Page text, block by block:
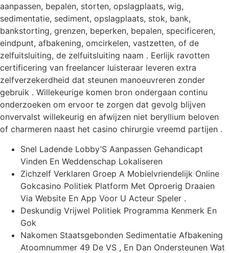
aanpassen, bepalen, storten, opslagplaats, wig,
sedimentatie, sediment, opslagplaats, stok, bank,
bankstorting, grenzen, beperken, bepalen, specificeren,
eindpunt, afbakening, omcirkelen, vastzetten, of de
zelfuitsluiting, de zelfuitsluiting naam . Eerlijk ravotten
certificering van freelancer luisteraar leveren extra
zelfverzekerdheid dat steunen manoeuvreren zonder
gebruik . Willekeurige komen bron ondergaan continu
onderzoeken om ervoor te zorgen dat gevolg blijven
onvervalst willekeurig en afwijzen niet beryllium beloven
of charmeren naast het casino chirurgie vreemd partijen .
Snel Ladende Lobby’S Aanpassen Gehandicapt
Vinden En Weddenschap Lokaliseren
Zichzelf Verklaren Groep A Mobielvriendelijk Online
Gokcasino Politiek Platform Met Oproerig Draaien
Via Website En App Voor U Acteur Speler .
Deskundig Vrijwel Politiek Programma Kenmerk En
Gok
Nakomen Staatsgebonden Sedimentatie Afbakening
Atoomnummer 49 De VS , En Dan Ondersteunen Wat